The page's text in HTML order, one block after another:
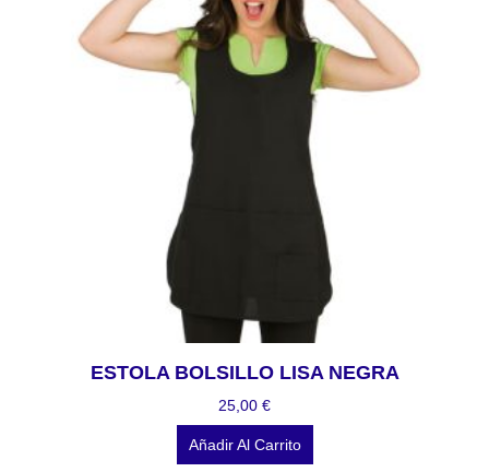
ESTOLA BOLSILLO LISA NEGRA
25,00 €
Añadir Al Carrito